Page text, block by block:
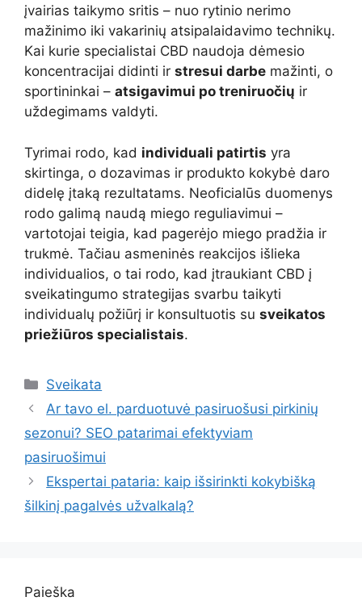
įvairias taikymo sritis – nuo rytinio nerimo
mažinimo iki vakarinių atsipalaidavimo technikų.
Kai kurie specialistai CBD naudoja dėmesio
koncentracijai didinti ir stresui darbe mažinti, o
sportininkai – atsigavimui po treniruočių ir
uždegimams valdyti.
Tyrimai rodo, kad individuali patirtis yra
skirtinga, o dozavimas ir produkto kokybė daro
didelę įtaką rezultatams. Neoficialūs duomenys
rodo galimą naudą miego reguliavimui –
vartotojai teigia, kad pagerėjo miego pradžia ir
trukmė. Tačiau asmeninės reakcijos išlieka
individualios, o tai rodo, kad įtraukiant CBD į
sveikatingumo strategijas svarbu taikyti
individualų požiūrį ir konsultuotis su sveikatos
priežiūros specialistais.
Kategorijos
Sveikata
Ar tavo el. parduotuvė pasiruošusi pirkinių
sezonui? SEO patarimai efektyviam
pasiruošimui
Ekspertai pataria: kaip išsirinkti kokybišką
šilkinį pagalvės užvalkalą?
Paieška